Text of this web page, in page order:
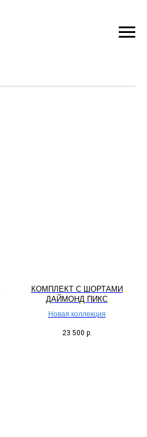
КОМПЛЕКТ С ШОРТАМИ
ДАЙМОНД ПИКС
Новая коллекция
23 500 р.